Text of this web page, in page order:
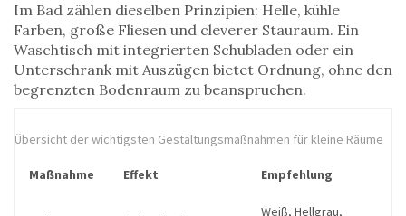
Im Bad zählen dieselben Prinzipien: Helle, kühle
Farben, große Fliesen und cleverer Stauraum. Ein
Waschtisch mit integrierten Schubladen oder ein
Unterschrank mit Auszügen bietet Ordnung, ohne den
begrenzten Bodenraum zu beanspruchen.
Übersicht der wichtigsten Gestaltungsmaßnahmen für kleine Räume
Maßnahme Effekt Empfehlung
Weiß, Hellgrau,